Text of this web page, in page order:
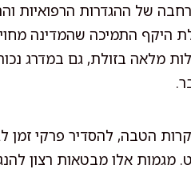
של ההגדרות הרפואיות
היקף התמיכה שהמדינה
הטבה, להסדיר פרקי זמן
מגמות אלו מבטאות רצון